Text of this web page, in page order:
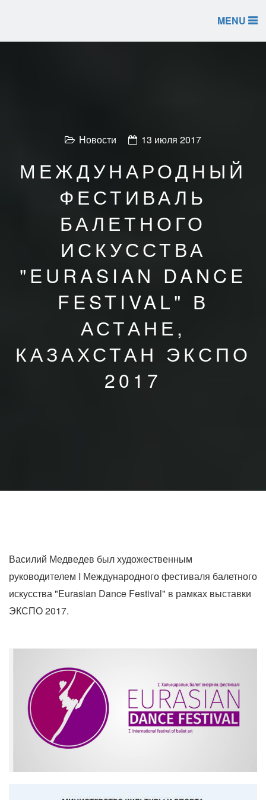
MENU
Новости 13 июля 2017
МЕЖДУНАРОДНЫЙ
ФЕСТИВАЛЬ
БАЛЕТНОГО
ИСКУССТВА
"EURASIAN DANCE
FESTIVAL" В
АСТАНЕ,
КАЗАХСТАН ЭКСПО
2017
Василий Медведев был художественным
руководителем I Международного фестиваля балетного
искусства "Eurasian Dance Festival" в рамках выставки
ЭКСПО 2017.